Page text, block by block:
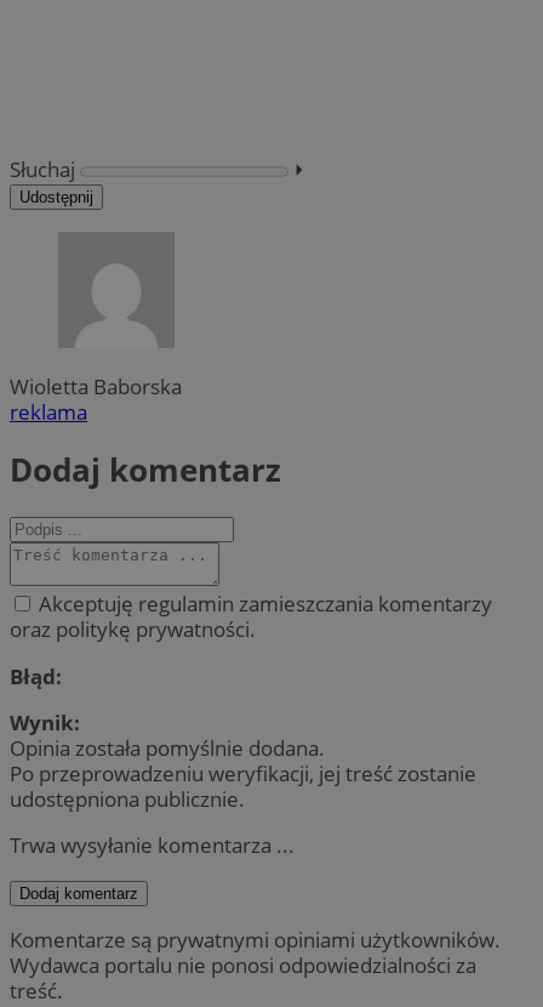
Słuchaj ⏵︎
Udostępnij
Wioletta Baborska
reklama
Dodaj komentarz
Akceptuję regulamin zamieszczania komentarzy
oraz politykę prywatności.
Błąd:
Wynik:
Opinia została pomyślnie dodana.
Po przeprowadzeniu weryfikacji, jej treść zostanie
udostępniona publicznie.
Trwa wysyłanie komentarza ...
Dodaj komentarz
Komentarze są prywatnymi opiniami użytkowników.
Wydawca portalu nie ponosi odpowiedzialności za
treść.